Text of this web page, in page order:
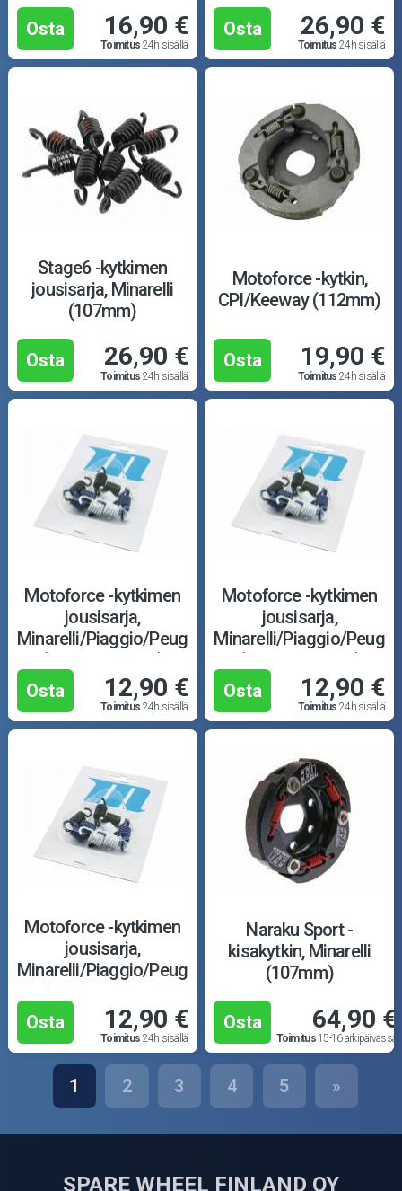
Osta 16,90 €
Toimitus 24h sisällä
Osta 26,90 €
Toimitus 24h sisällä
Stage6 -kytkimen
jousisarja, Minarelli
(107mm)
Osta 26,90 €
Toimitus 24h sisällä
Motoforce -kytkin,
CPI/Keeway (112mm)
Osta 19,90 €
Toimitus 24h sisällä
Motoforce -kytkimen
jousisarja,
Minarelli/Piaggio/Peugeot
(107mm, racing)
Osta
12,90 €
Toimitus 24h sisällä
Motoforce -kytkimen
jousisarja,
Minarelli/Piaggio/
(107mm, racing)
Osta
12,90 €
Toimitus 24h sisällä
Motoforce -kytkimen
jousisarja,
Minarelli/Piaggio/Peugeot
(107mm, racing)
Osta
12,90 €
Toimitus 24h sisällä
Naraku Sport -
kisakytkin, Minarelli
(107mm)
Osta 64,90 €
Toimitus15-16 arkipäivässä
1 2 3 4 5 »
SPARE WHEEL FINLAND OY